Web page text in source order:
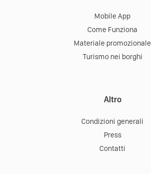
Mobile App
Come Funziona
Materiale promozionale
Turismo nei borghi
Altro
Condizioni generali
Press
Contatti